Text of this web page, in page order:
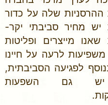
שלה על כדור
יש מחיר סביבתי יקר-
מייצרים ופליטות
לרעה על חיינו
לפגיעה הסביבתית,
יש גם השפעות